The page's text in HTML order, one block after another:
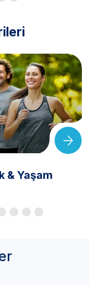
& Yaşam